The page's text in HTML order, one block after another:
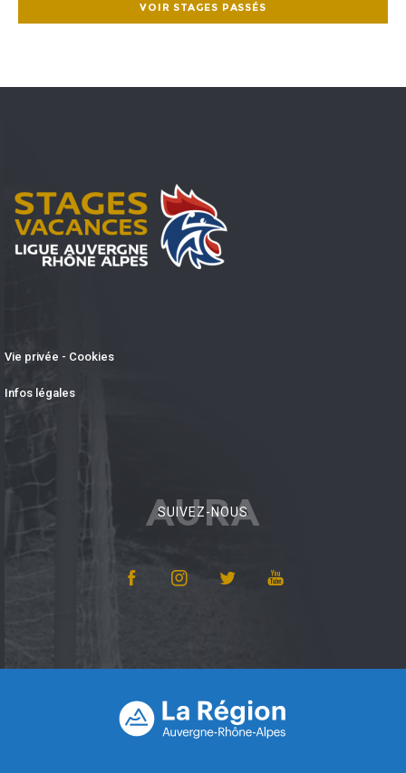
VOIR STAGES PASSÉS
Vie privée - Cookies
Infos légales
AURA
SUIVEZ-NOUS